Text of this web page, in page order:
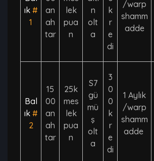
ık #
1
an
ah
tar
lek
pua
n
n
olt
a
k
r
e
di
/warp
shamm
adde
Bal
ık #
2
15
00
an
ah
tar
25k
mes
lek
pua
n
S7
gü
mü
ş
olt
a
3
0
0
k
r
e
di
1 Aylık
/warp
shamm
adde